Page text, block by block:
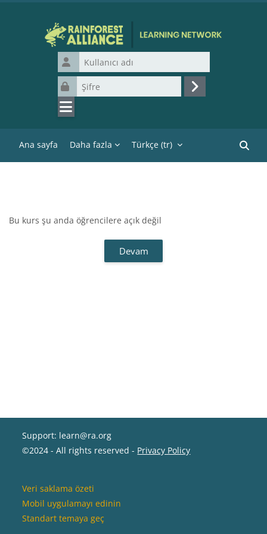
Kullanıcı adı
Şifre
Giriş yap
Ana sayfa Daha fazla Türkçe ‎(tr)‎
Bu kurs şu anda öğrencilere açık değil
Devam
Support: learn@ra.org
©2024 - All rights reserved - Privacy Policy
Veri saklama özeti
Mobil uygulamayı edinin
Standart temaya geç